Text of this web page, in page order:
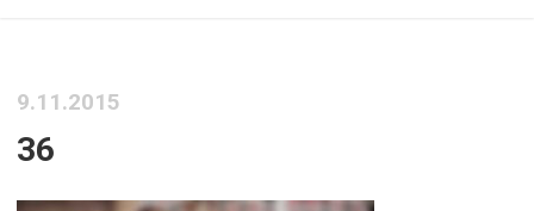
9.11.2015
36